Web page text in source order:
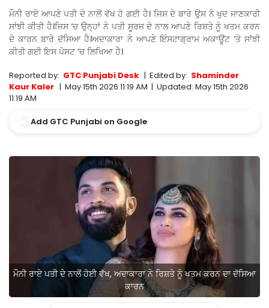
ਮੌਨੀ ਰਾਏ ਆਪਣੇ ਪਤੀ ਦੇ ਨਾਲੋਂ ਵੱਖ ਹੋ ਗਈ ਹੈ। ਜਿਸ ਦੇ ਬਾਰੇ ਉਸ ਨੇ ਖੁਦ ਜਾਣਕਾਰੀ
ਸਾਂਝੀ ਕੀਤੀ ਹੈ।ਜਿਸ ‘ਚ ਉਨ੍ਹਾਂ ਨੇ ਪਤੀ ਸੂਰਜ ਦੇ ਨਾਲ ਆਪਣੇ ਰਿਸ਼ਤੇ ਨੂੰ ਖਤਮ ਕਰਨ
ਦੇ ਕਾਰਨ ਬਾਰੇ ਦੱਸਿਆ ਹੈ।ਅਦਾਕਾਰਾ ਨੇ ਆਪਣੇ ਇੰਸਟਾਗ੍ਰਾਮ ਅਕਾਊਂਟ ‘ਤੇ ਸਾਂਝੀ
ਕੀਤੀ ਗਈ ਇਸ ਪੋਸਟ ‘ਚ ਲਿਖਿਆ ਹੈ।
Reported by: GTC Punjabi Desk | Edited by: Shaminder
Kaur Kaler | May 15th 2026 11:19 AM | Updated: May 15th 2026
11:19 AM
Add GTC Punjabi on Google
ਮੌਨੀ ਰਾਏ ਪਤੀ ਦੇ ਨਾਲੋਂ ਹੋਈ ਵੱਖ, ਅਦਾਕਾਰਾ ਨੇ ਰਿਸ਼ਤੇ ਨੂੰ ਖਤਮ ਕਰਨ ਦਾ ਦੱਸਿਆ
ਕਾਰਨ